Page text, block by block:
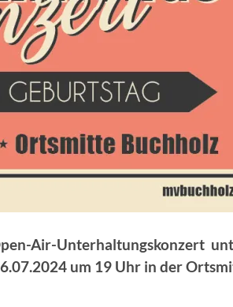
Air-Unterhaltungskonzert u
um 19 Uhr in der